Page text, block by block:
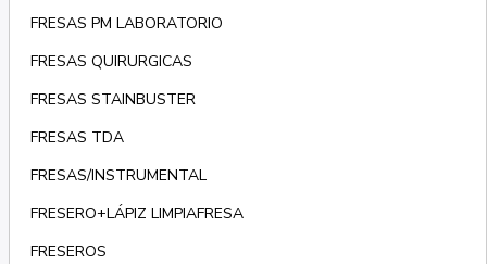
FRESAS PM LABORATORIO
FRESAS QUIRURGICAS
FRESAS STAINBUSTER
FRESAS TDA
FRESAS/INSTRUMENTAL
FRESERO+LÁPIZ LIMPIAFRESA
FRESEROS